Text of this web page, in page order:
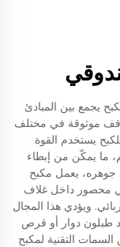
يجمع بين المبادئ
توقف موثوقة في مختلف
يستخدم القوة
ما يمكّن من إبطاء
جوهره، يعمل مكبح
محصور داخل غلاف
ويؤدي هذا المجال
طبلون دوار أو قرص
السمات التقنية لمكبح